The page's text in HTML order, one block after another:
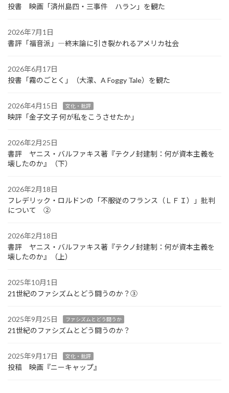
投書 映画「済州島四・三事件 ハラン」を観た
2026年7月1日
書評「福音派」―終末論に引き裂かれるアメリカ社会
2026年6月17日
投書「霧のごとく」（大濛、A Foggy Tale）を観た
2026年4月15日 文化・批評
映評「金子文子 何が私をこうさせたか」
2026年2月25日
書評 ヤニス・バルファキス著『テクノ封建制：何が資本主義を
壊したのか』（下）
2026年2月18日
フレデリック・ロルドンの「不服従のフランス（ＬＦＩ）」批判
について ②
2026年2月18日
書評 ヤニス・バルファキス著『テクノ封建制：何が資本主義を
壊したのか』（上）
2025年10月1日
21世紀のファシズムとどう闘うのか？③
2025年9月25日 ファシズムとどう闘うか
21世紀のファシズムとどう闘うのか？
2025年9月17日 文化・批評
投稿 映画『ニーキャップ』